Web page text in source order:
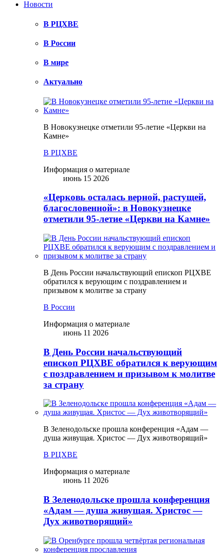
Новости
В РЦХВЕ
В России
В мире
Актуально
В Новокузнецке отметили 95-летие «Церкви на
Камне»
В РЦХВЕ
Информация о материале
июнь 15 2026
«Церковь осталась верной, растущей,
благословенной»: в Новокузнецке
отметили 95-летие «Церкви на Камне»
В День России начальствующий епископ РЦХВЕ
обратился к верующим с поздравлением и
призывом к молитве за страну
В России
Информация о материале
июнь 11 2026
В День России начальствующий
епископ РЦХВЕ обратился к верующим
с поздравлением и призывом к молитве
за страну
В Зеленодольске прошла конференция «Адам —
душа живущая. Христос — Дух животворящий»
В РЦХВЕ
Информация о материале
июнь 11 2026
В Зеленодольске прошла конференция
«Адам — душа живущая. Христос —
Дух животворящий»